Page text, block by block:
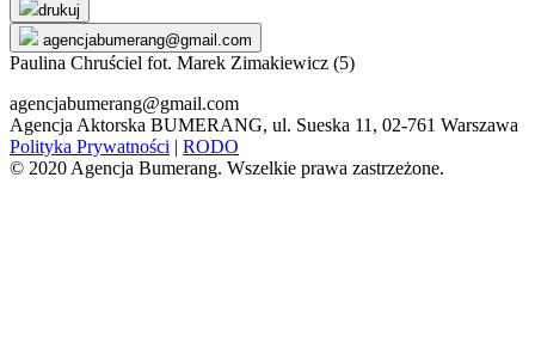
drukuj
agencjabumerang@gmail.com
Paulina Chruściel fot. Marek Zimakiewicz (5)
agencjabumerang@gmail.com
Agencja Aktorska BUMERANG, ul. Sueska 11, 02-761 Warszawa
Polityka Prywatności | RODO
© 2020 Agencja Bumerang. Wszelkie prawa zastrzeżone.